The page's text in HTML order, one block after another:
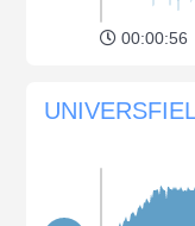
00:00:56